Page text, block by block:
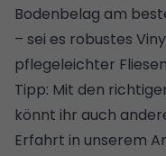
Bodenbelag am
– sei es robustes
pflegeleichter
Tipp: Mit den
könnt ihr auch
Erfahrt in unserem